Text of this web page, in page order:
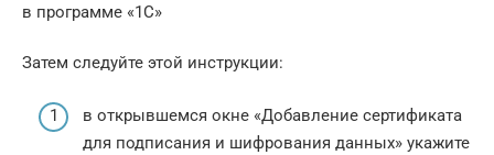
в программе «1С»
Затем следуйте этой инструкции:
в открывшемся окне «Добавление сертификата
для подписания и шифрования данных» укажите